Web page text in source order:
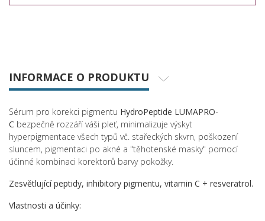
INFORMACE O PRODUKTU
Sérum pro korekci pigmentu HydroPeptide LUMAPRO-
C bezpečně rozzáří váši pleť, minimalizuje výskyt
hyperpigmentace všech typů vč. stařeckých skvrn, poškození
sluncem, pigmentaci po akné a "těhotenské masky" pomocí
účinné kombinaci korektorů barvy pokožky.
Zesvětlující peptidy, inhibitory pigmentu, vitamin C + resveratrol.
Vlastnosti a účinky: